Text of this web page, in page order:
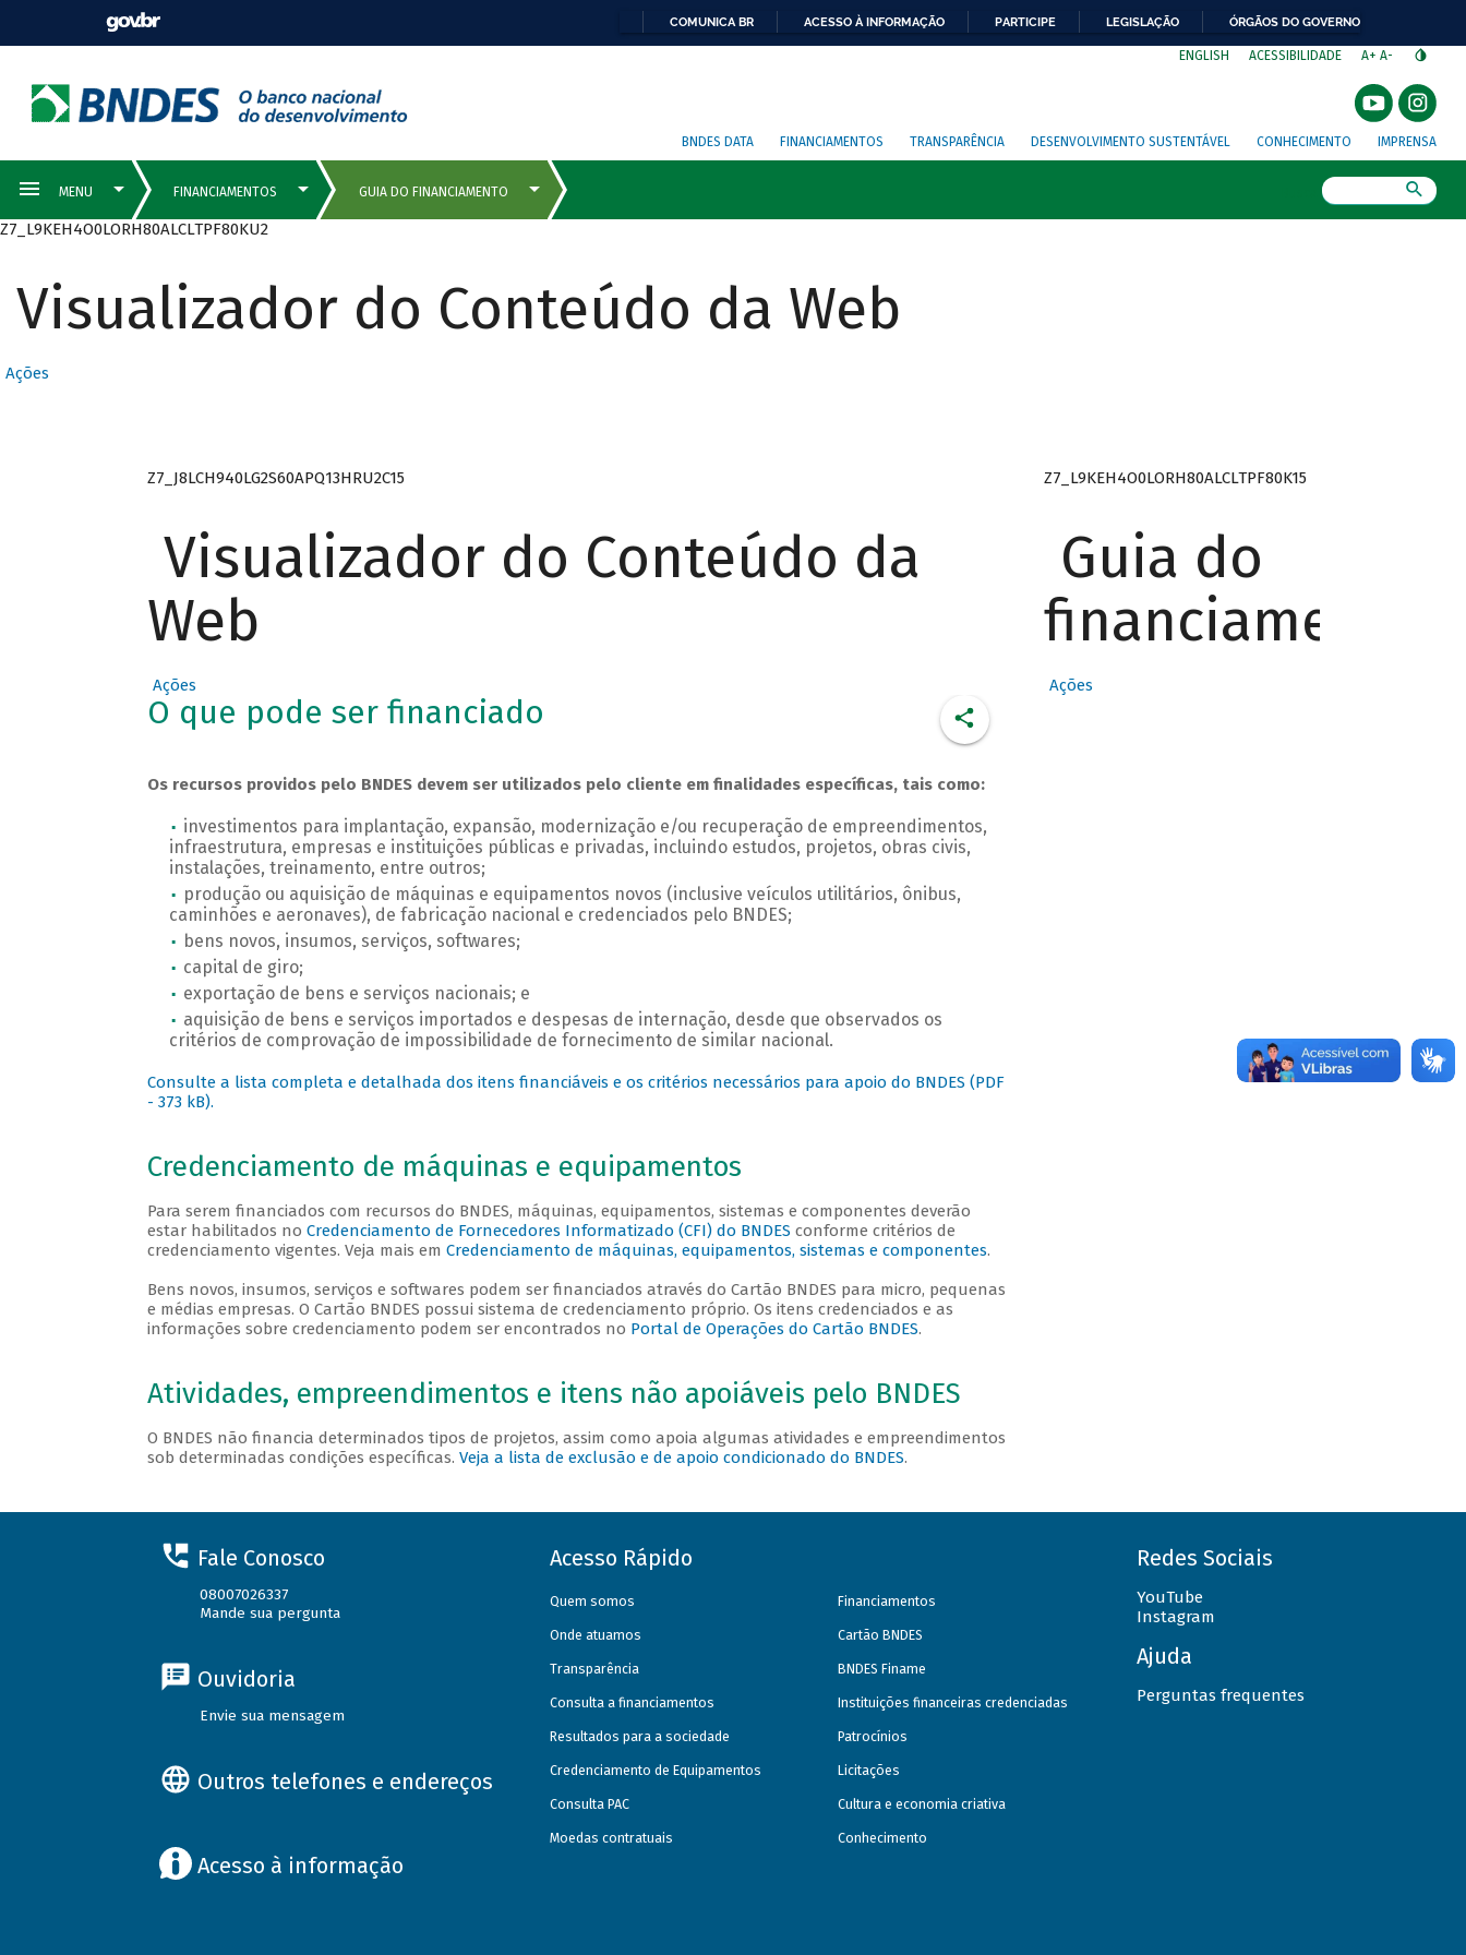
COMUNICA BR ACESSO À INFORMAÇÃO PARTICIPE LEGISLAÇÃO ÓRGÃOS DO GOVERNO
ENGLISH ACESSIBILIDADE A+ A-
BNDES DATA FINANCIAMENTOS TRANSPARÊNCIA DESENVOLVIMENTO SUSTENTÁVEL CONHECIMENTO IMPRENSA
Z7_L9KEH4O0LORH80ALCLTPF80KU2
Visualizador do Conteúdo da Web
Ações
Z7_J8LCH940LG2S60APQ13HRU2C15
Visualizador do Conteúdo da
Web
Ações
O que pode ser financiado
Os recursos providos pelo BNDES devem ser utilizados pelo cliente em finalidades específicas, tais como:
investimentos para implantação, expansão, modernização e/ou recuperação de empreendimentos,
infraestrutura, empresas e instituições públicas e privadas, incluindo estudos, projetos, obras civis,
instalações, treinamento, entre outros;
produção ou aquisição de máquinas e equipamentos novos (inclusive veículos utilitários, ônibus,
caminhões e aeronaves), de fabricação nacional e credenciados pelo BNDES;
bens novos, insumos, serviços, softwares;
capital de giro;
exportação de bens e serviços nacionais; e
aquisição de bens e serviços importados e despesas de internação, desde que observados os
critérios de comprovação de impossibilidade de fornecimento de similar nacional.
Consulte a lista completa e detalhada dos itens financiáveis e os critérios necessários para apoio do BNDES (PDF
- 373 kB).
Credenciamento de máquinas e equipamentos
Para serem financiados com recursos do BNDES, máquinas, equipamentos, sistemas e componentes deverão
estar habilitados no Credenciamento de Fornecedores Informatizado (CFI) do BNDES conforme critérios de
credenciamento vigentes. Veja mais em Credenciamento de máquinas, equipamentos, sistemas e componentes.
Bens novos, insumos, serviços e softwares podem ser financiados através do Cartão BNDES para micro, pequenas
e médias empresas. O Cartão BNDES possui sistema de credenciamento próprio. Os itens credenciados e as
informações sobre credenciamento podem ser encontrados no Portal de Operações do Cartão BNDES.
Atividades, empreendimentos e itens não apoiáveis pelo BNDES
O BNDES não financia determinados tipos de projetos, assim como apoia algumas atividades e empreendimentos
sob determinadas condições específicas. Veja a lista de exclusão e de apoio condicionado do BNDES.
Z7_L9KEH4O0LORH80ALCLTPF80K15
Guia do
financiamento
Ações
Fale Conosco
08007026337
Mande sua pergunta
Ouvidoria
Envie sua mensagem
Outros telefones e endereços
Acesso à informação
Acesso Rápido
Quem somos
Onde atuamos
Transparência
Consulta a financiamentos
Resultados para a sociedade
Credenciamento de Equipamentos
Consulta PAC
Moedas contratuais
Financiamentos
Cartão BNDES
BNDES Finame
Instituições financeiras credenciadas
Patrocínios
Licitações
Cultura e economia criativa
Conhecimento
Redes Sociais
YouTube
Instagram
Ajuda
Perguntas frequentes